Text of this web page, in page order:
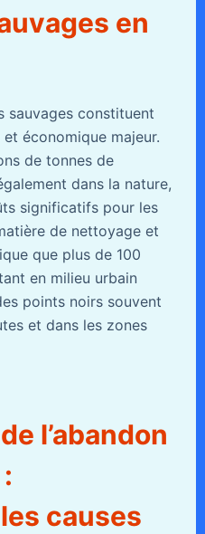
en
sauvages constituent
économique majeur.
de tonnes de
dans la nature,
significatifs pour les
de nettoyage et
que plus de 100
en milieu urbain
points noirs souvent
et dans les zones
l’abandon
causes